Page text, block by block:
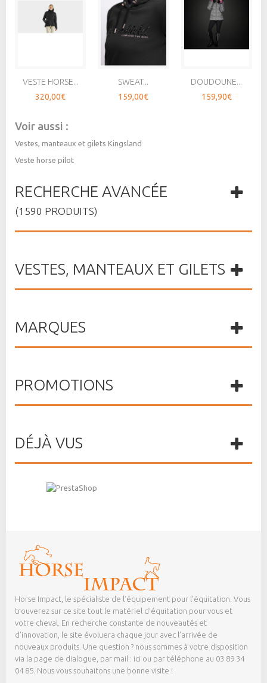
VESTE HORSE...
320,00€
SWEAT...
159,00€
DOUDOUNE...
159,90€
Voir aussi :
Vestes, manteaux et gilets Kingsland
Veste horse pilot
RECHERCHE AVANCÉE
(1590 PRODUITS)
VESTES, MANTEAUX ET GILETS
MARQUES
PROMOTIONS
DÉJÀ VUS
Horse Impact, le spécialiste de l’équipement pour l’équitation. Vous
trouverez sur ce site tout le matériel d’équitation pour vous et
votre cheval. En recherche constante de nouveautés et
d’innovation, le site évoluera chaque jour avec l’arrivée de
nouveaux produits. Une question ? nous sommes à votre disposition
via la page de dialogue, par mail : ici ou par téléphone au 03 89 34
04 85. Nous vous souhaitons une bonne visite !